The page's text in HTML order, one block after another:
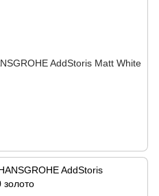
AddStoris Matt White